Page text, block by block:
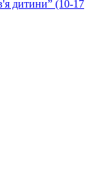
дитини” (10-17